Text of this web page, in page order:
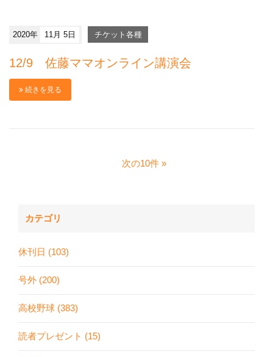
2020年 11月 5日 チケット各種
12/9 佐藤ママオンライン講演会
続きを見る
次の10件
カテゴリ
休刊日 (103)
号外 (200)
高校野球 (383)
読者プレゼント (15)